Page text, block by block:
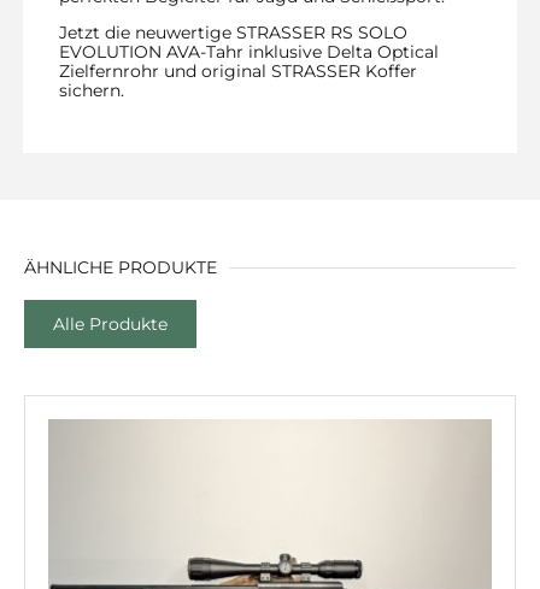
Jetzt die neuwertige STRASSER RS SOLO
EVOLUTION AVA-Tahr inklusive Delta Optical
Zielfernrohr und original STRASSER Koffer
sichern.
ÄHNLICHE PRODUKTE
Alle Produkte